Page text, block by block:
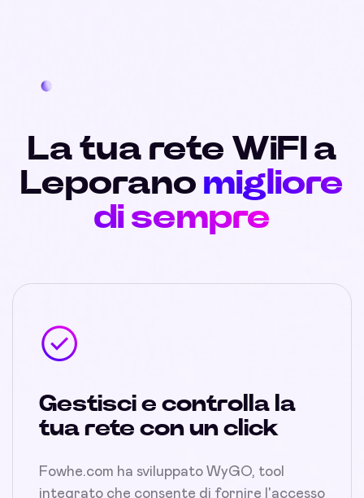
La tua rete WiFI a
Leporano migliore
di sempre
Gestisci e controlla la
tua rete con un click
Fowhe.com ha sviluppato WyGO, tool
integrato che consente di fornire l'accesso